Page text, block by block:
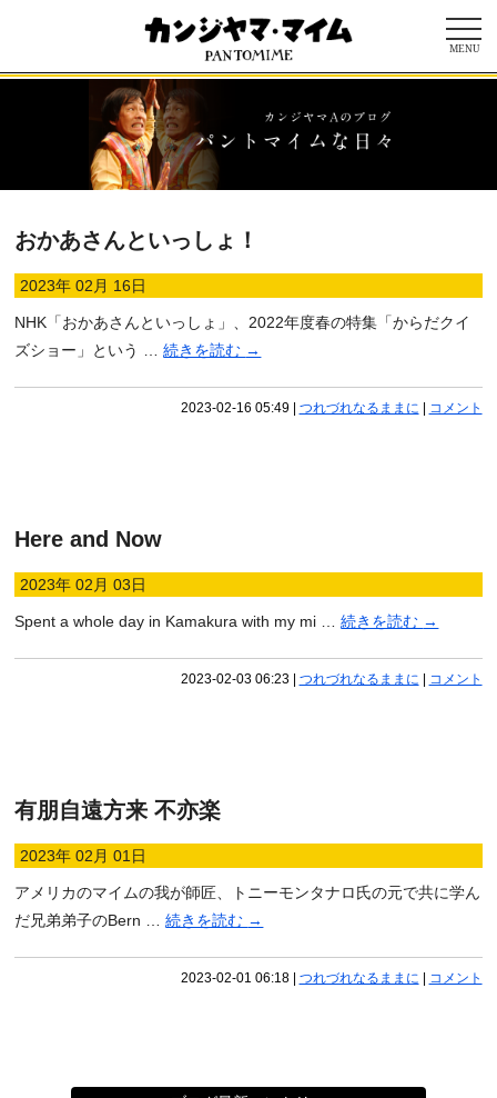
MENU
おかあさんといっしょ！
2023年 02月 16日
NHK「おかあさんといっしょ」、2022年度春の特集「からだクイ
ズショー」という …続きを読む →
2023-02-16 05:49 つれづれなるままに コメント
Here and Now
2023年 02月 03日
Spent a whole day in Kamakura with my mi …続きを読む →
2023-02-03 06:23 つれづれなるままに コメント
有朋自遠方来 不亦楽
2023年 02月 01日
アメリカのマイムの我が師匠、トニーモンタナロ氏の元で共に学ん
だ兄弟弟子のBern …続きを読む →
2023-02-01 06:18 つれづれなるままに コメント